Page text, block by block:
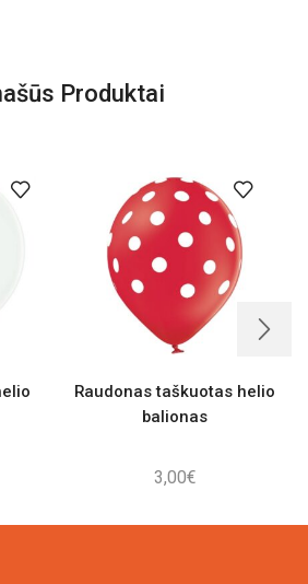
Produktai
Raudonas taškuotas helio
balionas
3,00€